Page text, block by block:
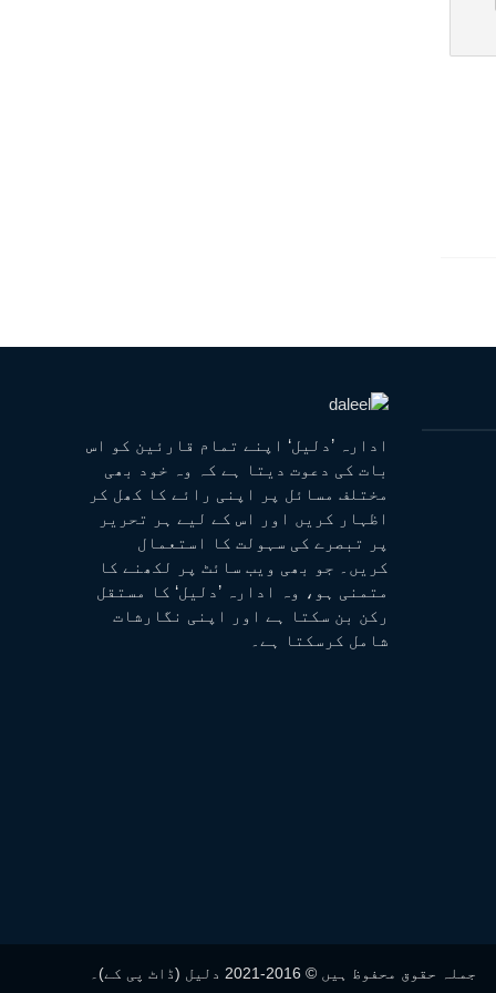
ادارہ ’دلیل‘ اپنے تمام قارئین کو اس
بات کی دعوت دیتا ہے کہ وہ خود بھی
مختلف مسائل پر اپنی رائے کا کھل کر
اظہار کریں اور اس کے لیے ہر تحریر
پر تبصرے کی سہولت کا استعمال
کریں۔ جو بھی ویب سائٹ پر لکھنے کا
متمنی ہو، وہ ادارہ ’دلیل‘ کا مستقل
رکن بن سکتا ہے اور اپنی نگارشات
شامل کرسکتا ہے۔
جملہ حقوق محفوظ ہیں © 2016-2021 دلیل (ڈاٹ پی کے)۔